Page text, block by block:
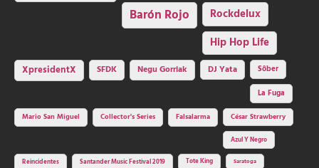
Barón Rojo Rockdelux
Hip Hop Life
XpresidentX SFDK Negu Gorriak DJ Yata
Sôber
La Fuga
Mario San Miguel
Collector's Series Falsalarma César Strawberry
Azul Y Negro
Reincidentes Santander Music Festival 2019 Tote King Saratoga